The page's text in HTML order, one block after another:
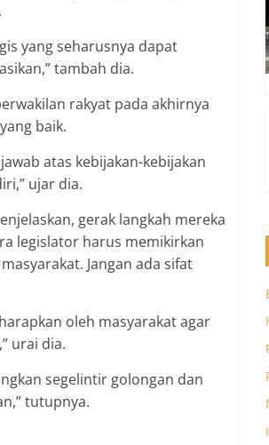
yang seharusnya dapat
tambah dia.
rakyat pada akhirnya
baik.
atas kebijakan-kebijakan
ujar dia.
gerak langkah mereka
legislator harus memikirkan
Jangan ada sifat
oleh masyarakat agar
urai dia.
segelintir golongan dan
tutupnya.